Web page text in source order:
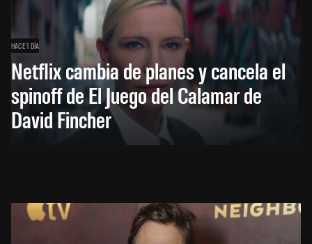
HACE 1 DÍA
Netflix cambia de planes y cancela el
spinoff de El Juego del Calamar de
David Fincher